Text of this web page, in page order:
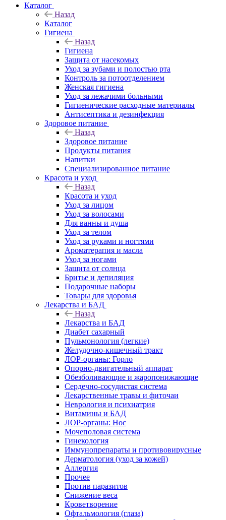
Каталог
Назад
Каталог
Гигиена
Назад
Гигиена
Защита от насекомых
Уход за зубами и полостью рта
Контроль за потоотделением
Женская гигиена
Уход за лежачими больными
Гигиенические расходные материалы
Антисептика и дезинфекция
Здоровое питание
Назад
Здоровое питание
Продукты питания
Напитки
Специализированное питание
Красота и уход
Назад
Красота и уход
Уход за лицом
Уход за волосами
Для ванны и душа
Уход за телом
Уход за руками и ногтями
Ароматерапия и масла
Уход за ногами
Защита от солнца
Бритье и депиляция
Подарочные наборы
Товары для здоровья
Лекарства и БАД
Назад
Лекарства и БАД
Диабет сахарный
Пульмонология (легкие)
Желудочно-кишечный тракт
ЛОР-органы: Горло
Опорно-двигательный аппарат
Обезболивающие и жаропонижающие
Сердечно-сосудистая система
Лекарственные травы и фиточаи
Неврология и психиатрия
Витамины и БАД
ЛОР-органы: Нос
Мочеполовая система
Гинекология
Иммунопрепараты и противовирусные
Дерматология (уход за кожей)
Аллергия
Прочее
Против паразитов
Снижение веса
Кроветворение
Офтальмология (глаза)